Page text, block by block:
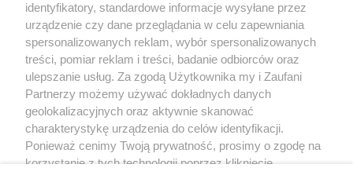
Od kiedy z nami:
2011-11-08
Status:
aktywny (offline)
Forum posts:
3
Sent comments:
67
Last comments:
Wyróżnienia
identyfikatory, standardowe informacje wysyłane przez
urządzenie czy dane przeglądania w celu zapewniania
spersonalizowanych reklam, wybór spersonalizowanych
treści, pomiar reklam i treści, badanie odbiorców oraz
ulepszanie usług. Za zgodą Użytkownika my i Zaufani
Partnerzy możemy używać dokładnych danych
geolokalizacyjnych oraz aktywnie skanować
charakterystykę urządzenia do celów identyfikacji.
Ponieważ cenimy Twoją prywatność, prosimy o zgodę na
korzystanie z tych technologii poprzez kliknięcie